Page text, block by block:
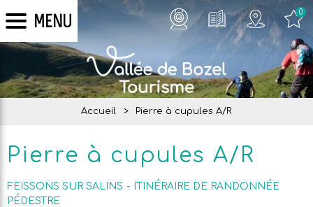
MENU 0
Accueil > Pierre à cupules A/R
Pierre à cupules A/R
FEISSONS SUR SALINS
ITINÉRAIRE DE RANDONNÉE
PÉDESTRE